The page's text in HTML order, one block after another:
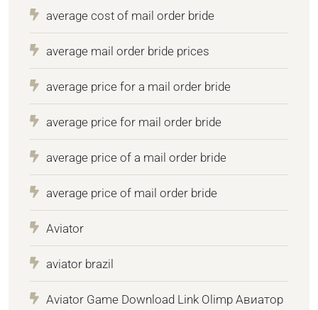
average cost of mail order bride
average mail order bride prices
average price for a mail order bride
average price for mail order bride
average price of a mail order bride
average price of mail order bride
Aviator
aviator brazil
Aviator Game Download Link Olimp Авиатор